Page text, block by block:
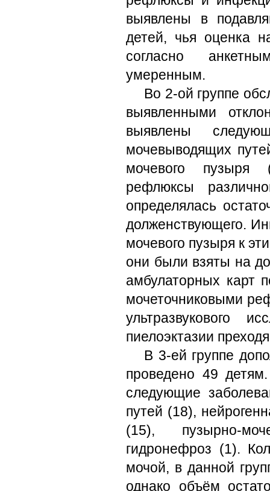
выявлены в
детей, чья оценка
согласно
умеренным.
Во 2-ой группе
выявленными
выявлены
мочевыводящих
мочевого пузыря
рефлюксы
определялась
долженствующего.
мочевого пузыря к
они были взяты на
амбулаторных карт
мочеточниковыми
ультразвукового
пиелоэктазии
В 3-ей группе
проведено 49
следующие
путей (18),
(15), пузырно-
гидронефроз (1).
мочой, в данной
однако объём